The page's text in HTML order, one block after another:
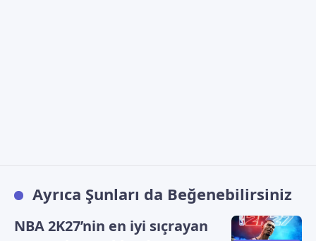
Ayrıca Şunları da Beğenebilirsiniz
NBA 2K27’nin en iyi sıçrayan